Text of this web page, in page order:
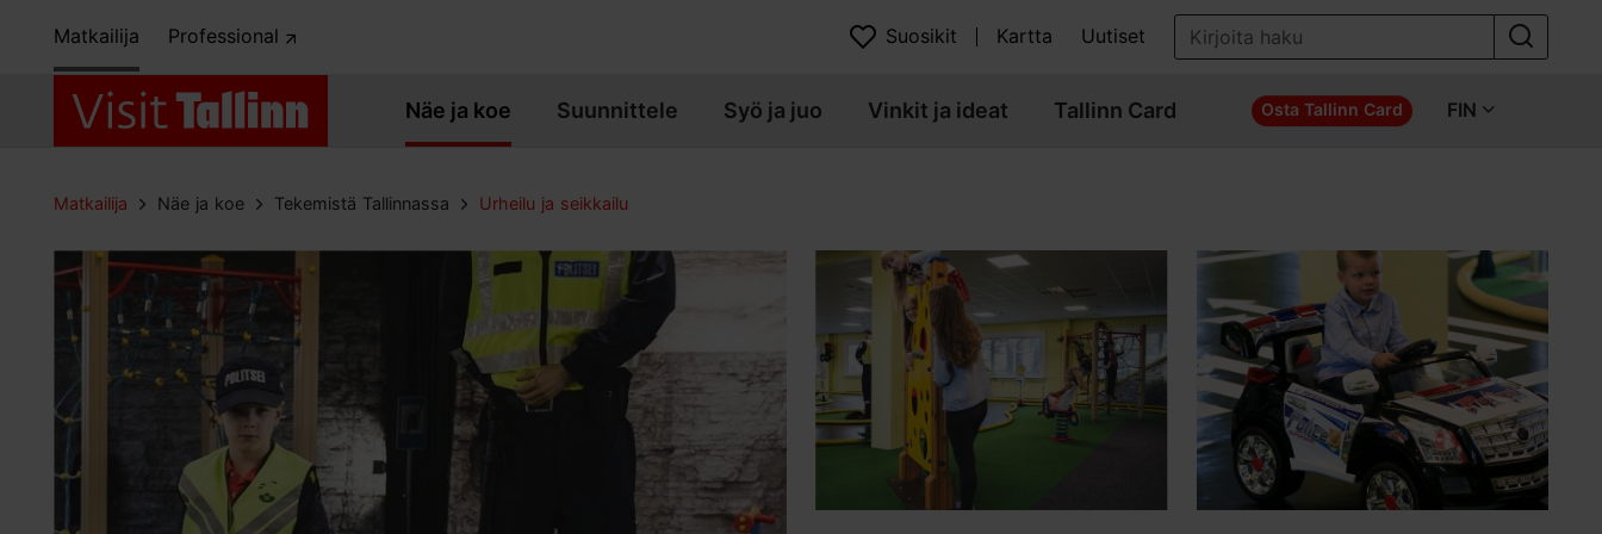
Matkailija Professional Suosikit Kartta Uutiset
Näe ja koe Suunnittele Syö ja juo Vinkit ja ideat Tallinn Card Osta Tallinn Card FIN
Matkailija Näe ja koe Tekemistä Tallinnassa Urheilu ja seikkailu